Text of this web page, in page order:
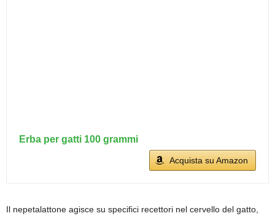
Erba per gatti 100 grammi
Acquista su Amazon
Il nepetalattone agisce su specifici recettori nel cervello del gatto,